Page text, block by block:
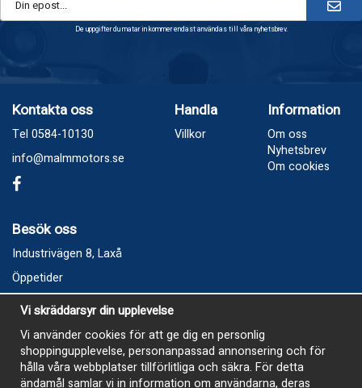
De uppgifter du matar in kommer endast användas till våra nyhetsbrev.
Kontakta oss
Tel 0584-10130
info@malmmotors.se
Handla
Villkor
Information
Om oss
Nyhetsbrev
Om cookies
Besök oss
Industrivägen 8, Laxå
Öppetider
Vecka 32
Måndag kl 9-12, kl 13 - 15
Onsdag kl 9-12, kl 13 - 15
Tisdag, Tordag och Fredag stängt
Vi skräddarsyr din upplevelse
Vi använder cookies för att ge dig en personlig
shoppingupplevelse, personanpassad annonsering och för
hålla våra webbplatser tillförlitliga och säkra. För detta
ändamål samlar vi in information om användarna, deras